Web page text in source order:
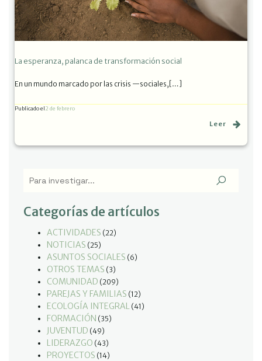
La esperanza, palanca de transformación social
En un mundo marcado por las crisis —sociales,[…]
Publicado el2 de febrero
Leer
Categorías de artículos
ACTIVIDADES (22)
NOTICIAS (25)
ASUNTOS SOCIALES (6)
OTROS TEMAS (3)
COMUNIDAD (209)
PAREJAS Y FAMILIAS (12)
ECOLOGÍA INTEGRAL (41)
FORMACIÓN (35)
JUVENTUD (49)
LIDERAZGO (43)
PROYECTOS (14)